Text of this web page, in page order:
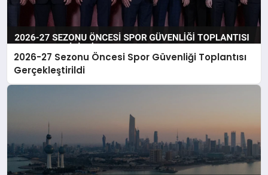
2026-27 Sezonu Öncesi Spor Güvenliği Toplantısı
Gerçekleştirildi